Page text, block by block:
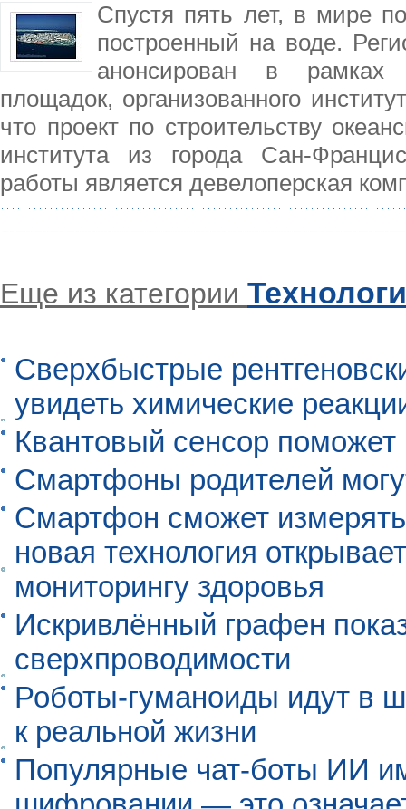
Спустя пять лет, в мире
построенный на воде.
анонсирован в рамках
площадок, организованного
что проект по строительству
института из города Сан-
работы является девелоперская
Еще из категории
Сверхбыстрые
увидеть химические
Квантовый сенсор
Смартфоны родителей
Смартфон сможет
новая технология
мониторингу здоровья
Искривлённый графен
сверхпроводимости
Роботы-гуманоиды идут в
к реальной жизни
Популярные чат-боты ИИ